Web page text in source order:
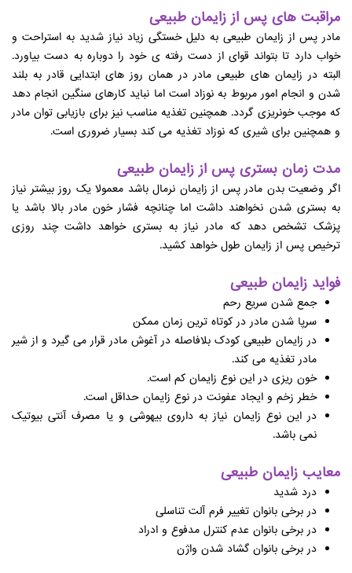
مراقبت های پس از زایمان طبیعی
مادر پس از زایمان طبیعی به دلیل خستگی زیاد نیاز شدید به استراحت و
خواب دارد تا بتواند قوای از دست رفته ی خود را دوباره به دست بیاورد.
البته در زایمان های طبیعی مادر در همان روز های ابتدایی قادر به بلند
شدن و انجام امور مربوط به نوزاد است اما نباید کارهای سنگین انجام دهد
که موجب خونریزی گردد. همچنین تغذیه مناسب نیز برای بازیابی توان مادر
و همچنین برای شیری که نوزاد تغذیه می کند بسیار ضروری است.
مدت زمان بستری پس از زایمان طبیعی
اگر وضعیت بدن مادر پس از زایمان نرمال باشد معمولا یک روز بیشتر نیاز
به بستری شدن نخواهند داشت اما چنانچه فشار خون مادر بالا باشد یا
پزشک تشخص دهد که مادر نیاز به بستری خواهد داشت چند روزی
ترخیص پس از زایمان طول خواهد کشید.
فواید زایمان طبیعی
جمع شدن سریع رحم
سرپا شدن مادر در کوتاه ترین زمان ممکن
در زایمان طبیعی کودک بلافاصله در آغوش مادر قرار می گیرد و از شیر
مادر تغذیه می کند.
خون ریزی در این نوع زایمان کم است.
خطر زخم و ایجاد عفونت در نوع زایمان حداقل است.
در این نوع زایمان نیاز به داروی بیهوشی و یا مصرف آنتی بیوتیک
نمی باشد.
معایب زایمان طبیعی
درد شدید
در برخی بانوان تغییر فرم آلت تناسلی
در برخی بانوان عدم کنترل مدفوع و ادراد
در برخی بانوان گشاد شدن واژن